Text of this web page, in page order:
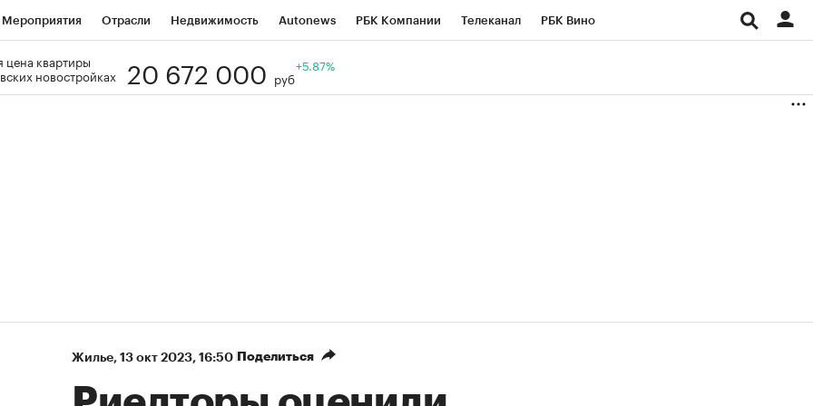
Мероприятия Отрасли Недвижимость Autonews РБК Компании Телеканал РБК Вино
Визионеры
цена квартиры
новостройках
20 672 000 руб
+5.87%
Жилье⁠, 13 окт 2023, 16:50 Поделиться